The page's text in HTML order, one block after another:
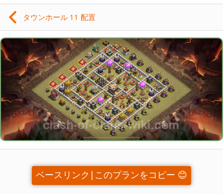
タウンホール 11 配置
ベースリンク|このプランをコピー 😊